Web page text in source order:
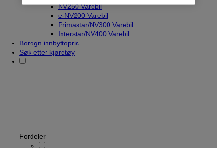
NV250 Varebil
e-NV200 Varebil
Primastar/NV300 Varebil
Interstar/NV400 Varebil
Beregn innbyttepris
Søk etter kjøretøy
Fordeler